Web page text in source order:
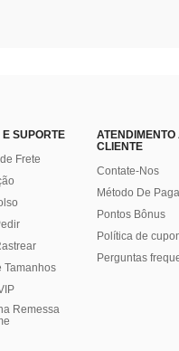
SUPORTE
Frete
Tamanhos
Remessa
ATENDIMENTO
CLIENTE
Contate-Nos
Método De
Pontos Bônus
Política de
Perguntas